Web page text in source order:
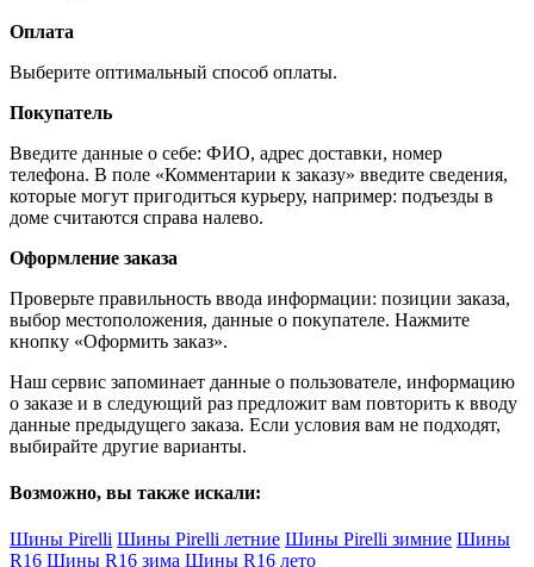
Оплата
Выберите оптимальный способ оплаты.
Покупатель
Введите данные о себе: ФИО, адрес доставки, номер
телефона. В поле «Комментарии к заказу» введите сведения,
которые могут пригодиться курьеру, например: подъезды в
доме считаются справа налево.
Оформление заказа
Проверьте правильность ввода информации: позиции заказа,
выбор местоположения, данные о покупателе. Нажмите
кнопку «Оформить заказ».
Наш сервис запоминает данные о пользователе, информацию
о заказе и в следующий раз предложит вам повторить к вводу
данные предыдущего заказа. Если условия вам не подходят,
выбирайте другие варианты.
Возможно, вы также искали:
Шины Pirelli Шины Pirelli летние Шины Pirelli зимние Шины
R16 Шины R16 зима Шины R16 лето